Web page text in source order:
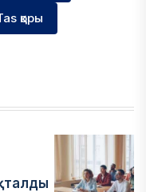
қоры